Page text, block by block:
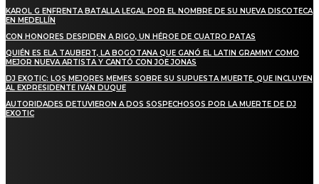
KAROL G ENFRENTA BATALLA LEGAL POR EL NOMBRE DE SU NUEVA DISCOTECA
EN MEDELLÍN
CON HONORES DESPIDEN A RIGO, UN HÉROE DE CUATRO PATAS
QUIÉN ES ELA TAUBERT, LA BOGOTANA QUE GANÓ EL LATIN GRAMMY COMO
MEJOR NUEVA ARTISTA Y CANTÓ CON JOE JONAS
DJ EXOTIC: LOS MEJORES MEMES SOBRE SU SUPUESTA MUERTE, QUE INCLUYEN
AL EXPRESIDENTE IVÁN DUQUE
AUTORIDADES DETUVIERON A DOS SOSPECHOSOS POR LA MUERTE DE DJ
EXOTIC